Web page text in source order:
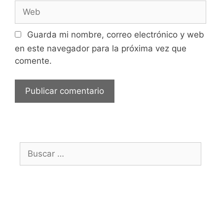
Guarda mi nombre, correo electrónico y web
en este navegador para la próxima vez que
comente.
Buscar: